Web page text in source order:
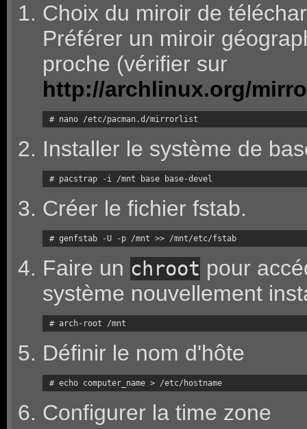
Choix du miroir de
Préférer un miroir
proche (vérifier sur
http://archlinux.org/
# nano /etc/pacman.d/mirrorlist
Installer le système de
# pacstrap -i /mnt base base-devel
Créer le fichier fstab.
# genfstab -U -p /mnt >> /mnt/etc/fstab
Faire un chroot pour
système nouvellement
# arch-root /mnt
Définir le nom d'hôte
# echo computer_name > /etc/hostname
Configurer la time zone